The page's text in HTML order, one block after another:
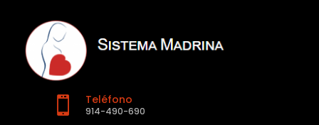
 Teléfono
914-490-690